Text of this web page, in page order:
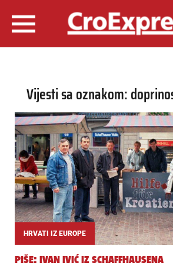
Vijesti sa oznakom:
HRVATI IZ EUROPE
PIŠE: IVAN IVIĆ IZ SCHAFFHAUSENA